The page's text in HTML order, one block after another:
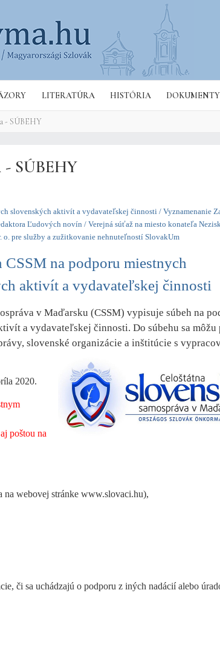
LITERATÚRA HISTÓRIA DOKUMENTY
- SÚBEHY
SÚBEHY
slovenských aktivít a vydavateľskej činnosti / Vyznamenanie
Ľudových novín / Verejná súťaž na miesto konateľa
o. pre služby a zužitkovanie nehnuteľností SlovakUm
CSSM na podporu miestnych
aktivít a vydavateľskej činnosti
v Maďarsku (CSSM) vypisuje súbeh na
a vydavateľskej činnosti. Do súbehu sa
slovenské organizácie a inštitúcie s
2020.
poštou na
na webovej stránke www.slovaci.hu),
či sa uchádzajú o podporu z iných nadácií alebo